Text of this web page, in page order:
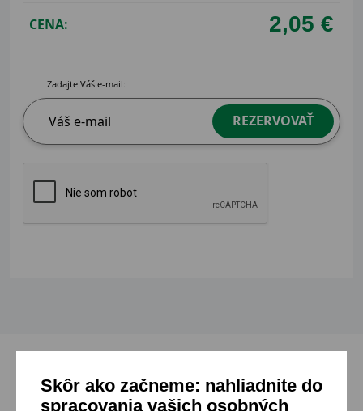
CENA: 2,05 €
Zadajte Váš e-mail:
REZERVOVAŤ
Skôr ako začneme: nahliadnite do
spracovania vašich osobných